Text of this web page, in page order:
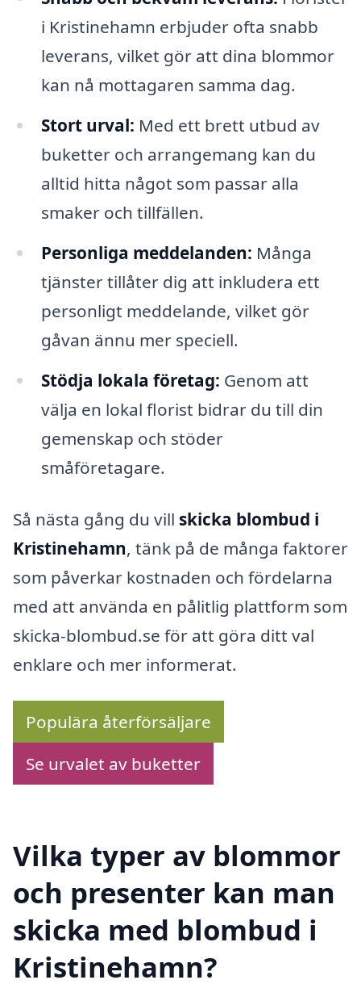
i Kristinehamn erbjuder ofta snabb
leverans, vilket gör att dina blommor
kan nå mottagaren samma dag.
Stort urval: Med ett brett utbud av
buketter och arrangemang kan du
alltid hitta något som passar alla
smaker och tillfällen.
Personliga meddelanden: Många
tjänster tillåter dig att inkludera ett
personligt meddelande, vilket gör
gåvan ännu mer speciell.
Stödja lokala företag: Genom att
välja en lokal florist bidrar du till din
gemenskap och stöder
småföretagare.
Så nästa gång du vill skicka blombud i
Kristinehamn, tänk på de många faktorer
som påverkar kostnaden och fördelarna
med att använda en pålitlig plattform som
skicka-blombud.se för att göra ditt val
enklare och mer informerat.
Populära återförsäljare
Se urvalet av buketter
Vilka typer av blommor
och presenter kan man
skicka med blombud i
Kristinehamn?